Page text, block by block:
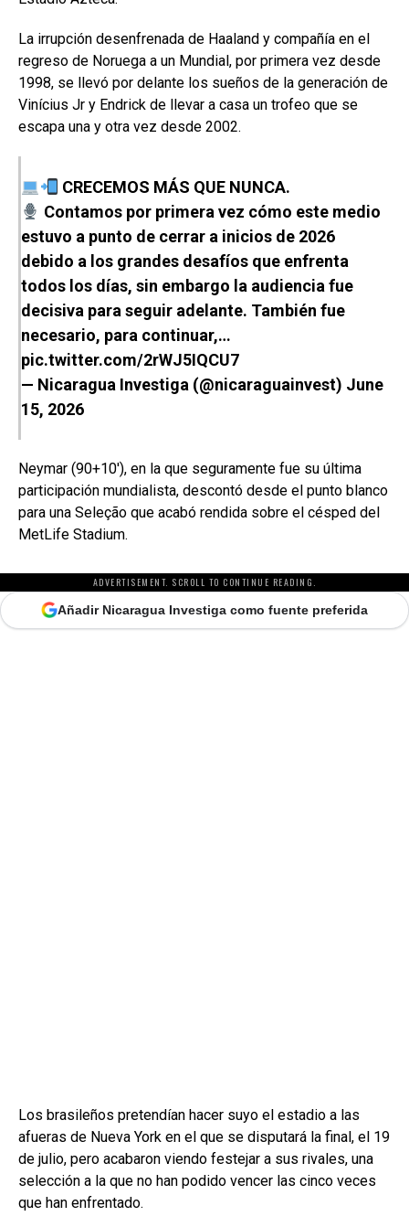
La irrupción desenfrenada de Haaland y compañía en el
regreso de Noruega a un Mundial, por primera vez desde
1998, se llevó por delante los sueños de la generación de
Vinícius Jr y Endrick de llevar a casa un trofeo que se
escapa una y otra vez desde 2002.
CRECEMOS MÁS QUE NUNCA.
Contamos por primera vez cómo este medio
estuvo a punto de cerrar a inicios de 2026
debido a los grandes desafíos que enfrenta
todos los días, sin embargo la audiencia fue
decisiva para seguir adelante. También fue
necesario, para continuar,…
pic.twitter.com/2rWJ5IQCU7
— Nicaragua Investiga (@nicaraguainvest) June
15, 2026
Neymar (90+10′), en la que seguramente fue su última
participación mundialista, descontó desde el punto blanco
para una Seleção que acabó rendida sobre el césped del
MetLife Stadium.
ADVERTISEMENT. SCROLL TO CONTINUE READING.
Añadir Nicaragua Investiga como fuente preferida
Los brasileños pretendían hacer suyo el estadio a las
afueras de Nueva York en el que se disputará la final, el 19
de julio, pero acabaron viendo festejar a sus rivales, una
selección a la que no han podido vencer las cinco veces
que han enfrentado.